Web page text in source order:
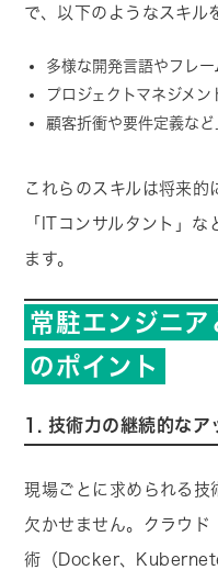
で、以下のようなスキル
多様な開発言語やフレー
プロジェクトマネジメン
顧客折衝や要件定義な
これらのスキルは将来的
「ITコンサルタント」
ます。
常駐エンジニ
のポイント
1. 技術力の継続的なア
現場ごとに求められる技
欠かせません。クラウ
術（Docker、